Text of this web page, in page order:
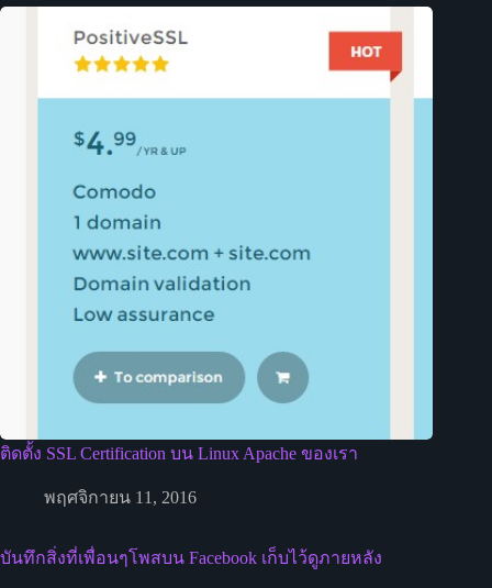
ติดตั้ง SSL Certification บน Linux Apache ของเรา
พฤศจิกายน 11, 2016
บันทึกสิ่งที่เพื่อนๆโพสบน Facebook เก็บไว้ดูภายหลัง